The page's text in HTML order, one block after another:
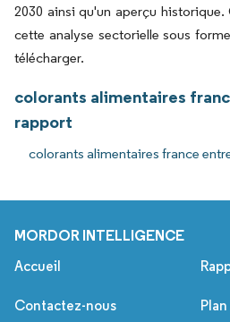
2030 ainsi qu'un aperçu
cette analyse sectorielle sous
télécharger.
colorants alimentaires
rapport
colorants alimentaires france
MORDOR INTELLIGENCE
Accueil
Contactez-nous